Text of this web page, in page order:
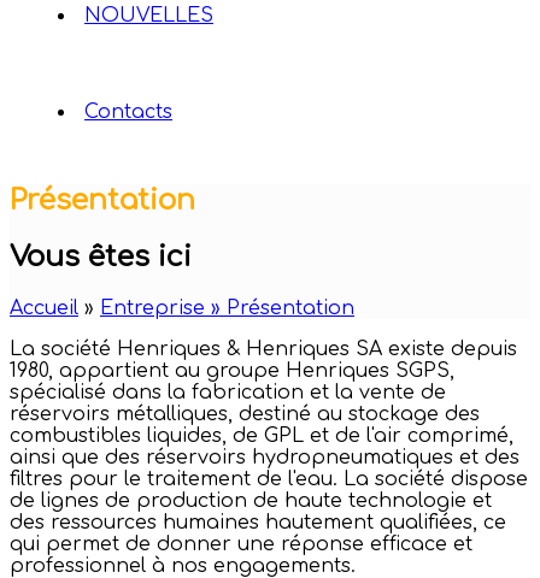
NOUVELLES
Contacts
Présentation
Vous êtes ici
Accueil » Entreprise » Présentation
La société Henriques & Henriques SA existe depuis
1980, appartient au groupe Henriques SGPS,
spécialisé dans la fabrication et la vente de
réservoirs métalliques, destiné au stockage des
combustibles liquides, de GPL et de l'air comprimé,
ainsi que des réservoirs hydropneumatiques et des
filtres pour le traitement de l'eau. La société dispose
de lignes de production de haute technologie et
des ressources humaines hautement qualifiées, ce
qui permet de donner une réponse efficace et
professionnel à nos engagements.